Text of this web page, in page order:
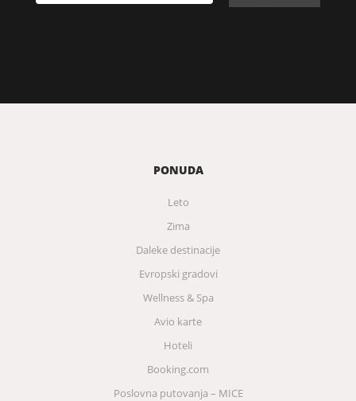
PONUDA
Leto
Zima
Daleke destinacije
Evropski gradovi
Wellness & Spa
Avio karte
Hoteli
Booking.com
Poslovna putovanja – MICE